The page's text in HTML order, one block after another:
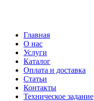
Главная
О нас
Услуги
Каталог
Оплата и доставка
Статьи
Контакты
Техническое задание